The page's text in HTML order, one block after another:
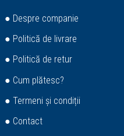
● Despre companie
● Politică de livrare
● Politică de retur
● Cum plătesc?
● Termeni și condiții
● Contact